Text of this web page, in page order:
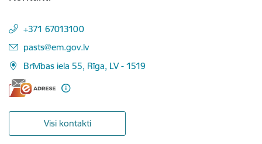
+371 67013100
E-pasts:
pasts@em.gov.lv
Brīvības iela 55, Rīga, LV - 1519
Visi kontakti